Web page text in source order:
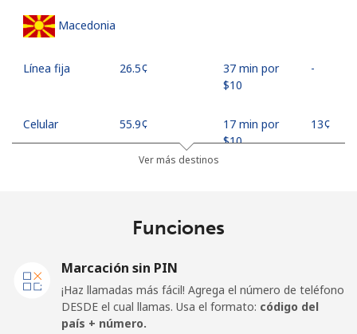
Macedonia
Línea fija ⁦26.5¢⁩
37 min por
⁦$10⁩
-
Celular ⁦55.9¢⁩
17 min por
⁦$10⁩
⁦13¢⁩
⁦81.9¢⁩
12 min por
Celular
⁦$10⁩
Ver más destinos
Funciones
Marcación sin PIN
¡Haz llamadas más fácil! Agrega el número de teléfono
DESDE el cual llamas. Usa el formato: código del
país + número.